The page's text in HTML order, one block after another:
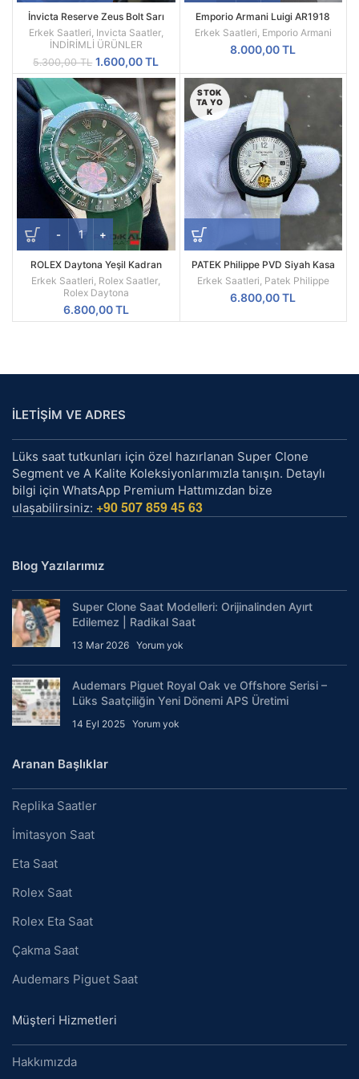
İnvicta Reserve Zeus Bolt Sarı
Kadran Replika Erkek Kol Saati
Erkek Saatleri, Invicta Saatler,
İNDİRİMLİ ÜRÜNLER
5.300,00TL Orijinal
fiyat:
5.300,00 TL.
1.600,00TL
andaki
fiyat:
1.600,00 TL.
Emporio Armani Luigi AR1918
Replika Erkek Kol Saati
Erkek Saatleri, Emporio Armani
8.000,00TL
ROLEX Daytona Yeşil Kadran
Silikon Kordon
Erkek Saatleri Rolex Saatler
Rolex Daytona
6.800,00TL
STOK
TA YO
K
PATEK Philippe PVD Siyah Kasa
Beyaz Silikon Kordon
Erkek Saatleri Patek Philippe
6.800,00TL
İLETİŞİM VE ADRES
Lüks saat tutkunları için özel hazırlanan Super Clone
Segment ve A Kalite Koleksiyonlarımızla tanışın. Detaylı
bilgi için WhatsApp Premium Hattımızdan bize
ulaşabilirsiniz: +90 507 859 45 63
Blog Yazılarımız
Super Clone Saat Modelleri: Orijinalinden Ayırt
Edilemez | Radikal Saat
13 Mar 2026 Yorum yok
Audemars Piguet Royal Oak ve Offshore Serisi –
Lüks Saatçiliğin Yeni Dönemi APS Üretimi
14 Eyl 2025 Yorum yok
Aranan Başlıklar
Replika Saatler
İmitasyon Saat
Eta Saat
Rolex Saat
Rolex Eta Saat
Çakma Saat
Audemars Piguet Saat
Müşteri Hizmetleri
Hakkımızda